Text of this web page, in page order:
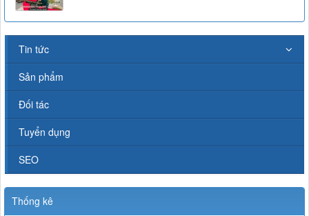
Tin tức
Sản phẩm
Đối tác
Tuyển dụng
SEO
Thống kê